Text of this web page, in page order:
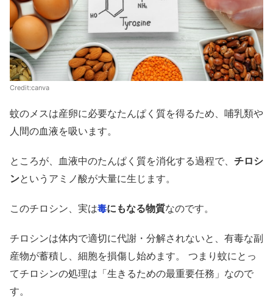
Credit:canva
蚊のメスは産卵に必要なたんぱく質を得るため、哺乳類や
人間の血液を吸います。
ところが、血液中のたんぱく質を消化する過程で、 チロシ
ンというアミノ酸が大量に生じます。
このチロシン、実は毒にもなる物質なのです。
チロシンは体内で適切に代謝・分解されないと、有毒な副
産物が蓄積し、細胞を損傷し始めます。 つまり蚊にとっ
てチロシンの処理は「生きるための最重要任務」なので
す。